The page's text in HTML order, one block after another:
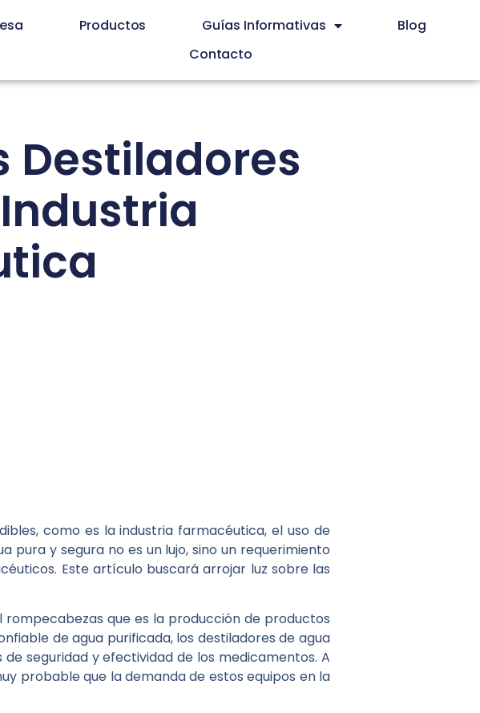
Productos Guías Informativas
Blog
Contacto
Destiladores
como es la industria farmacéutica, el uso de
pura y segura no es un lujo, sino un requerimiento
Este artículo buscará arrojar luz sobre las
rompecabezas que es la producción de productos
de agua purificada, los destiladores de agua
seguridad y efectividad de los medicamentos. A
probable que la demanda de estos equipos en la